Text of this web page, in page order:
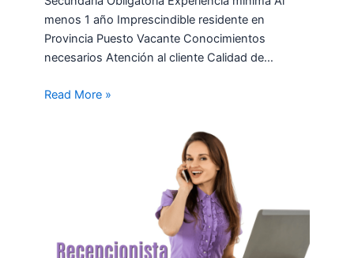
menos 1 año Imprescindible residente en
Provincia Puesto Vacante Conocimientos
necesarios Atención al cliente Calidad de…
Read More »